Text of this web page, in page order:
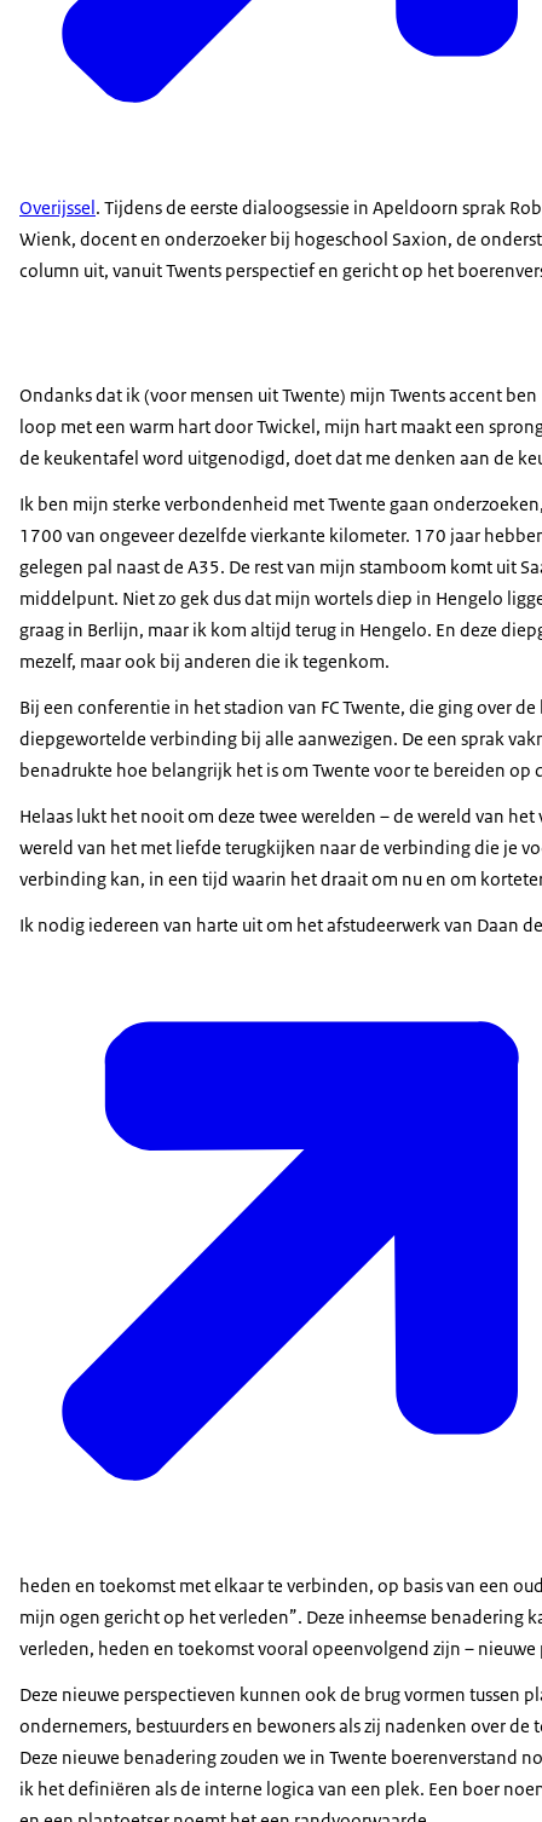
Overijssel . Tijdens de eerste dialoogsessie in Apeldoorn sprak
Wienk, docent en onderzoeker bij hogeschool Saxion, de
column uit, vanuit Twents perspectief en gericht op het
Ondanks dat ik (voor mensen uit Twente) mijn Twents accent
loop met een warm hart door Twickel, mijn hart maakt een
de keukentafel word uitgenodigd, doet dat me denken aan de
Ik ben mijn sterke verbondenheid met Twente gaan
1700 van ongeveer dezelfde vierkante kilometer. 170 jaar
gelegen pal naast de A35. De rest van mijn stamboom komt uit
middelpunt. Niet zo gek dus dat mijn wortels diep in Hengelo
graag in Berlijn, maar ik kom altijd terug in Hengelo. En deze
mezelf, maar ook bij anderen die ik tegenkom.
Bij een conferentie in het stadion van FC Twente, die ging over
diepgewortelde verbinding bij alle aanwezigen. De een sprak
benadrukte hoe belangrijk het is om Twente voor te bereiden
Helaas lukt het nooit om deze twee werelden – de wereld van
wereld van het met liefde terugkijken naar de verbinding die je
verbinding kan, in een tijd waarin het draait om nu en om
Ik nodig iedereen van harte uit om het afstudeerwerk van Daan
heden en toekomst met elkaar te verbinden, op basis van een
mijn ogen gericht op het verleden”. Deze inheemse benadering
verleden, heden en toekomst vooral opeenvolgend zijn –
Deze nieuwe perspectieven kunnen ook de brug vormen tussen
ondernemers, bestuurders en bewoners als zij nadenken over
Deze nieuwe benadering zouden we in Twente boerenverstand
ik het definiëren als de interne logica van een plek. Een boer